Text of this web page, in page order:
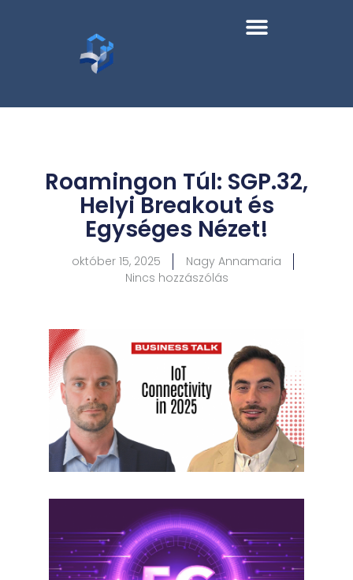
Roamingon Túl: SGP.32,
Helyi Breakout és
Egységes Nézet!
október 15, 2025
Nagy Annamaria
Nincs hozzászólás